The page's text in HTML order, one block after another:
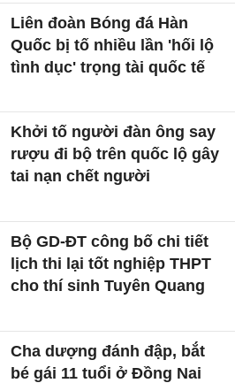
Liên đoàn Bóng đá Hàn
Quốc bị tố nhiều lần 'hối lộ
tình dục' trọng tài quốc tế
Khởi tố người đàn ông say
rượu đi bộ trên quốc lộ gây
tai nạn chết người
Bộ GD-ĐT công bố chi tiết
lịch thi lại tốt nghiệp THPT
cho thí sinh Tuyên Quang
Cha dượng đánh đập, bắt
bé gái 11 tuổi ở Đồng Nai